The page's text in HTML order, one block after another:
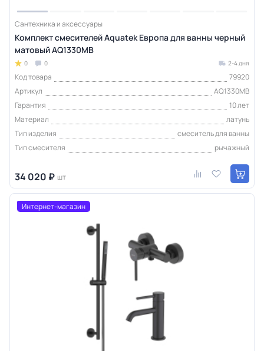
Сантехника и аксессуары
Комплект смесителей Aquatek Европа для ванны черный
матовый AQ1330MB
0 0 2-4 дня
Код товара
79920
Артикул
AQ1330MB
Гарантия
10 лет
Материал
латунь
Тип изделия
смеситель для ванны
Тип смесителя
рычажный
34 020 ₽ шт
Интернет-магазин